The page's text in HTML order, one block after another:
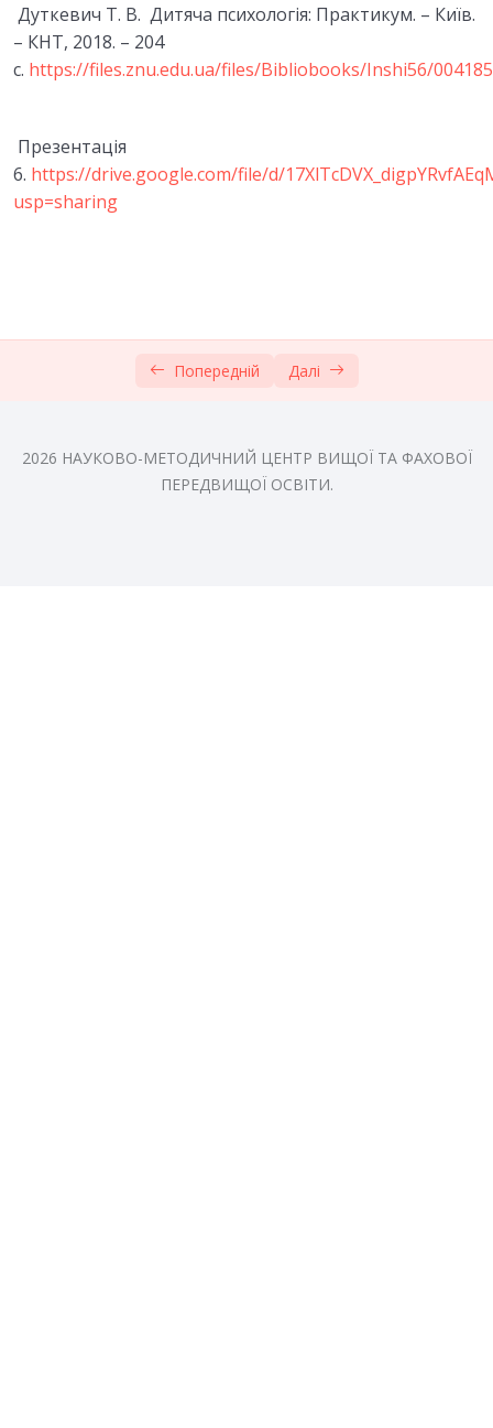
7.ПСИХОЛОГІЧНІ ОСОБЛИВОСТІ РОЗВИТКУ
ДИТИНИ В ДОШКІЛЬНОМУ ДИТИНСТВІ
0/6
8. РОЗВИТОК ОСОБИСТОСТІ ДОШКІЛЬНИКА 0/5
Тести модуль 3
Дуткевич Т. В. Дитяча психологія: Практикум. – Київ.
– КНТ, 2018. – 204
с. https://files.znu.edu.ua/files/Bibliobooks/Inshi56/
Презентація
6. https://drive.google.com/file/d/
usp=sharing
Попередній Далі
2026 НАУКОВО-МЕТОДИЧНИЙ ЦЕНТР ВИЩОЇ ТА ФАХОВОЇ
ПЕРЕДВИЩОЇ ОСВІТИ.